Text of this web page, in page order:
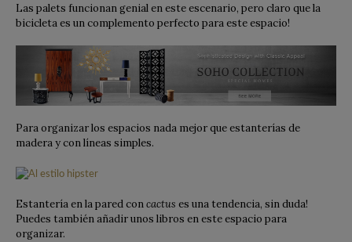
Las palets funcionan genial en este escenario, pero claro que la
bicicleta es un complemento perfecto para este espacio!
Para organizar los espacios nada mejor que estanterías de
madera y con líneas simples.
Estantería en la pared concactus es una tendencia, sin duda!
Puedes también añadir unos libros en este espacio para
organizar.